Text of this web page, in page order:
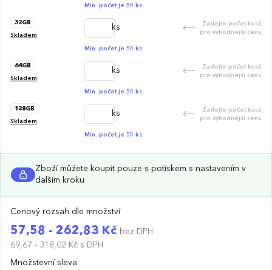
Min. počet je 50 ks
32GB
Skladem
ks
Zadejte počet kusů
pro výhodnější cenu
Min. počet je 50 ks
64GB
Skladem
ks
Zadejte počet kusů
pro výhodnější cenu
Min. počet je 50 ks
128GB
Skladem
ks
Zadejte počet kusů
pro výhodnější cenu
Min. počet je 50 ks
Zboží můžete koupit pouze s potiskem s nastavením v
dalším kroku
Cenový rozsah dle množství
57,58 - 262,83 Kč bez DPH
69,67 - 318,02 Kč s DPH
Množstevní sleva